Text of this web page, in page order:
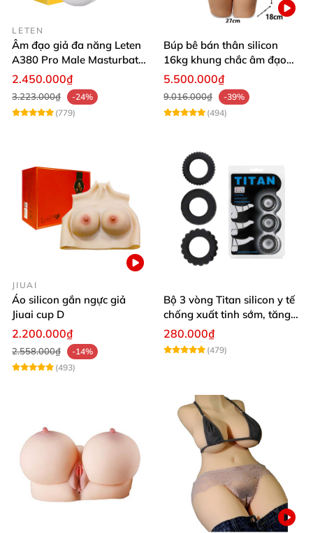
LETEN
Âm đạo giả đa năng Leten
A380 Pro Male Masturbator
Version 3
2.450.000₫
3.223.000₫
-24%
(779)
Búp bê bán thân silicon
16kg khung chắc âm đạo
khít hồng
5.500.000₫
9.016.000₫
-39%
(494)
JIUAI
Áo silicon gắn ngực giả
Jiuai cup D
2.200.000₫
2.558.000₫
-14%
(493)
Bộ 3 vòng Titan silicon y tế
chống xuất tinh sớm, tăng
khoái cảm
280.000₫
(479)